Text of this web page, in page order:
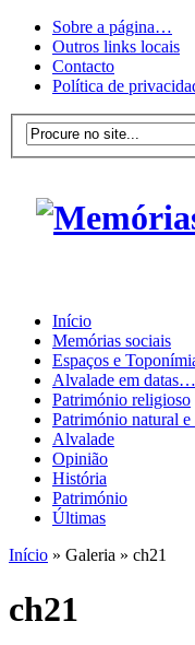
Sobre a página…
Outros links locais
Contacto
Política de
Início
Memórias sociais
Espaços e
Alvalade em datas…
Património religioso
Património natural e
Alvalade
Opinião
História
Património
Últimas
Início » Galeria » ch21
ch21